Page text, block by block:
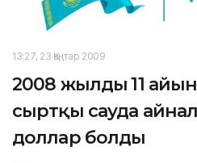
13:27, 23 Қаңтар 2009
2008 жылдың 11
сыртқы сауда
доллар болды